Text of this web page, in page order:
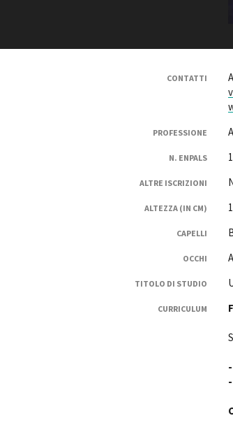
Rete
Servizi
Spazi
Sala
FILM
Piemonte
CONTATTI
PROFESSIONE
N. ENPALS
ALTRE ISCRIZIONI
ALTEZZA (IN CM)
CAPELLI
OCCHI
TITOLO DI STUDIO
CURRICULUM